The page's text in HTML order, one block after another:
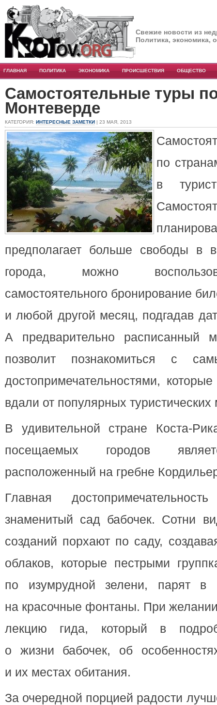
Свежие новости из
Политика, экономика,
ГЛАВНАЯ ПОЛИТИКА ЭКОНОМИКА ПРОИСШЕСТВИЯ ОБЩЕСТВО
Самостоятельные туры
Монтеверде
КАТЕГОРИЯ: ИНТЕРЕСНЫЕ ЗАМЕТКИ | 23 МАЯ, 2013
по
в
предполагает больше свободы в
города, можно
самостоятельного бронирование
и любой другой месяц, подгадав
А предварительно расписанный
позволит познакомиться с
достопримечательностями,
вдали от популярных
В удивительной стране Коста-
посещаемых городов
расположенный на гребне
Главная
знаменитый сад бабочек. Сотни
созданий порхают по саду,
облаков, которые пестрыми
по изумрудной зелени, парят в
на красочные фонтаны. При
лекцию гида, который в
о жизни бабочек, об
и их местах обитания.
За очередной порцией радости